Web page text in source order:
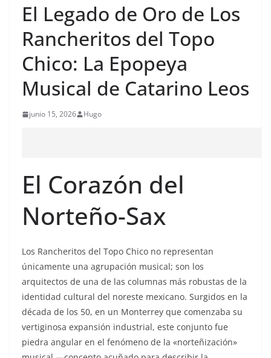
El Legado de Oro de Los
Rancheritos del Topo
Chico: La Epopeya
Musical de Catarino Leos
junio 15, 2026 Hugo
El Corazón del
Norteño-Sax
Los Rancheritos del Topo Chico no representan
únicamente una agrupación musical; son los
arquitectos de una de las columnas más robustas de la
identidad cultural del noreste mexicano. Surgidos en la
década de los 50, en un Monterrey que comenzaba su
vertiginosa expansión industrial, este conjunto fue
piedra angular en el fenómeno de la «norteñización»